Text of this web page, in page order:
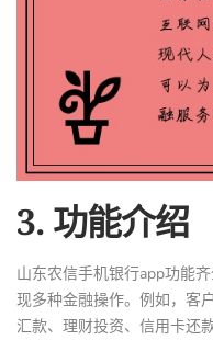
3. 功能介绍
山东农信手机银行app功能
现多种金融操作。例如，客
汇款、理财投资、信用卡还